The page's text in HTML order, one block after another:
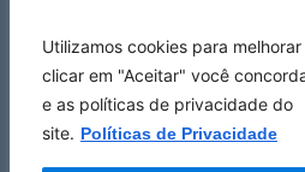
Utilizamos cookies para
clicar em "Aceitar" você
e as políticas de privacidade do
site. Políticas de Privacidade
Termos de
Redes